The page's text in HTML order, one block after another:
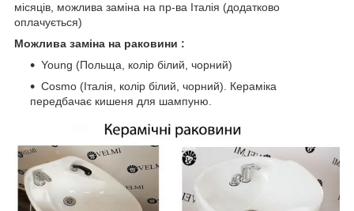
місяців, можлива заміна на пр-ва Італія (додатково
оплачується)
Можлива заміна на раковини :
Young (Польща, колір білий, чорний)
Cosmo (Італія, колір білий, чорний). Кераміка
передбачає кишеня для шампуню.